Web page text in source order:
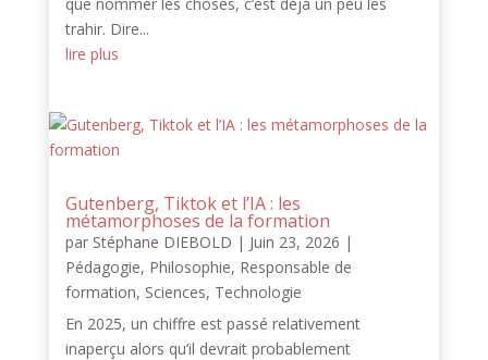
trahir. Dire...
lire plus
Gutenberg, Tiktok et l’IA : les
métamorphoses de la formation
par Stéphane DIEBOLD | Juin 23, 2026 |
Pédagogie, Philosophie, Responsable de
formation, Sciences, Technologie
En 2025, un chiffre est passé relativement
inaperçu alors qu’il devrait probablement